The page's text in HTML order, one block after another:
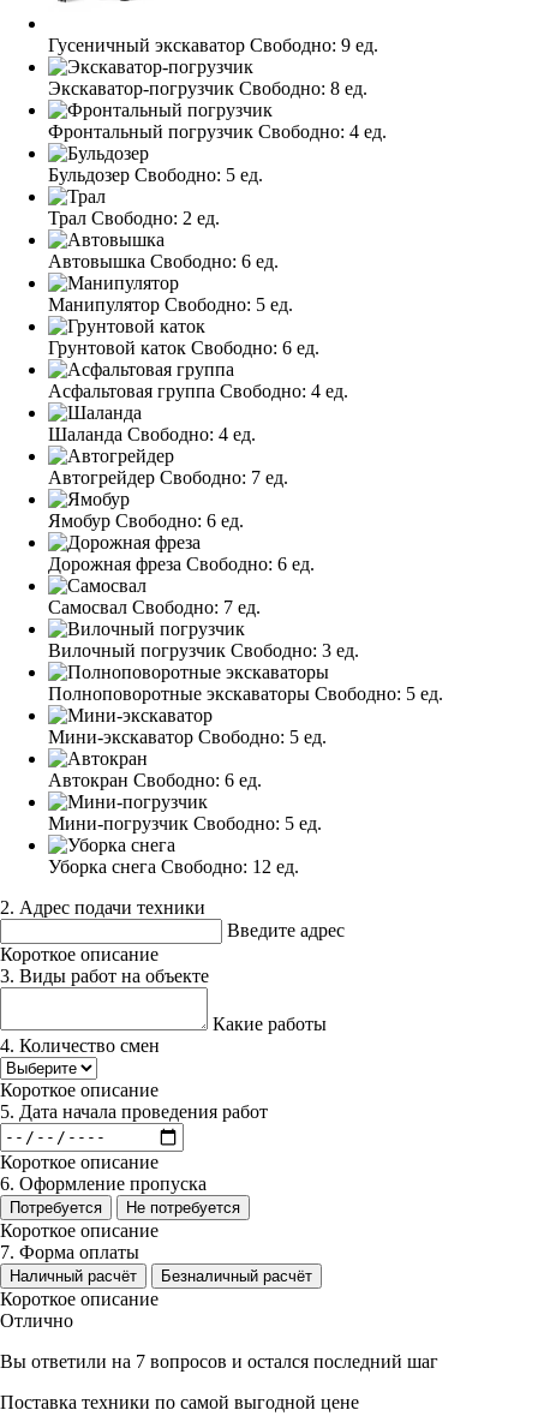
Гусеничный экскаватор Свободно: 9 ед.
Экскаватор-погрузчик Свободно: 8 ед.
Фронтальный погрузчик Свободно: 4 ед.
Бульдозер Свободно: 5 ед.
Трал Свободно: 2 ед.
Автовышка Свободно: 6 ед.
Манипулятор Свободно: 5 ед.
Грунтовой каток Свободно: 6 ед.
Асфальтовая группа Свободно: 4 ед.
Шаланда Свободно: 4 ед.
Автогрейдер Свободно: 7 ед.
Ямобур Свободно: 6 ед.
Дорожная фреза Свободно: 6 ед.
Самосвал Свободно: 7 ед.
Вилочный погрузчик Свободно: 3 ед.
Полноповоротные экскаваторы Свободно: 5 ед.
Мини-экскаватор Свободно: 5 ед.
Автокран Свободно: 6 ед.
Мини-погрузчик Свободно: 5 ед.
Уборка снега Свободно: 12 ед.
2. Адрес подачи техники
Введите адрес
Короткое описание
3. Виды работ на объекте
Какие работы
4. Количество смен
Короткое описание
5. Дата начала проведения работ
Короткое описание
6. Оформление пропуска
Потребуется Не потребуется
Короткое описание
7. Форма оплаты
Наличный расчёт Безналичный расчёт
Короткое описание
Отлично
Вы ответили на 7 вопросов и остался последний шаг
Поставка техники по самой выгодной цене